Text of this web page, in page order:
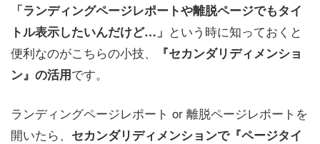
「ランディングページレポートや離脱ページでもタイ
トル表示したいんだけど…」 という時に知っておくと
便利なのがこちらの小技、
『セカンダリディメンショ
ン』の活用です。
ランディングページレポート or 離脱ページレポートを
開いたら、 セカンダリディメンションで『ページタイ